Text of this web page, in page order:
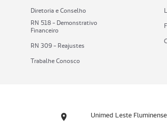
Diretoria e Conselho
RN 518 - Demonstrativo
Financeiro
RN 309 - Reajustes
Trabalhe Conosco
Unimed Leste Fluminense